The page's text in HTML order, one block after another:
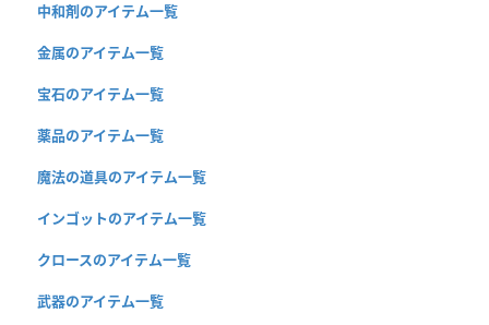
中和剤のアイテム一覧
金属のアイテム一覧
宝石のアイテム一覧
薬品のアイテム一覧
魔法の道具のアイテム一覧
インゴットのアイテム一覧
クロースのアイテム一覧
武器のアイテム一覧